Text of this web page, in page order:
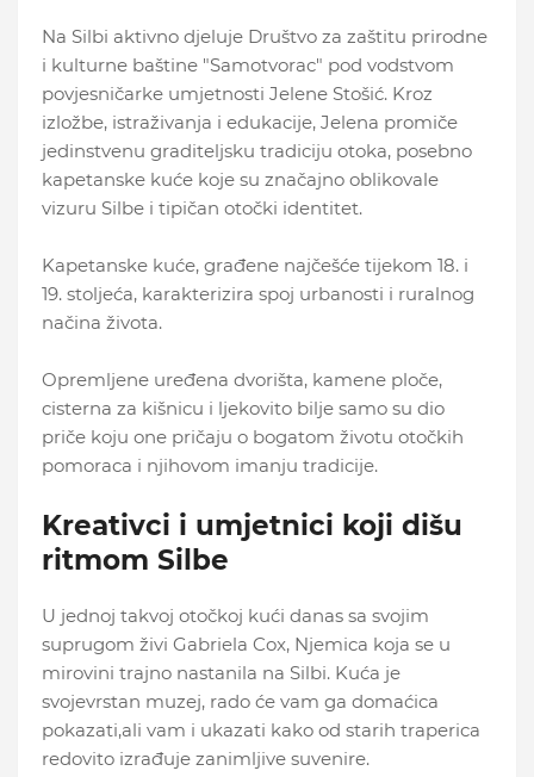
Na Silbi aktivno djeluje Društvo za zaštitu prirodne
i kulturne baštine "Samotvorac" pod vodstvom
povjesničarke umjetnosti Jelene Stošić. Kroz
izložbe, istraživanja i edukacije, Jelena promiče
jedinstvenu graditeljsku tradiciju otoka, posebno
kapetanske kuće koje su značajno oblikovale
vizuru Silbe i tipičan otočki identitet.
Kapetanske kuće, građene najčešće tijekom 18. i
19. stoljeća, karakterizira spoj urbanosti i ruralnog
načina života.
Opremljene uređena dvorišta, kamene ploče,
cisterna za kišnicu i ljekovito bilje samo su dio
priče koju one pričaju o bogatom životu otočkih
pomoraca i njihovom imanju tradicije.
Kreativci i umjetnici koji dišu
ritmom Silbe
U jednoj takvoj otočkoj kući danas sa svojim
suprugom živi Gabriela Cox, Njemica koja se u
mirovini trajno nastanila na Silbi. Kuća je
svojevrstan muzej, rado će vam ga domaćica
pokazati,ali vam i ukazati kako od starih traperica
redovito izrađuje zanimljive suvenire.